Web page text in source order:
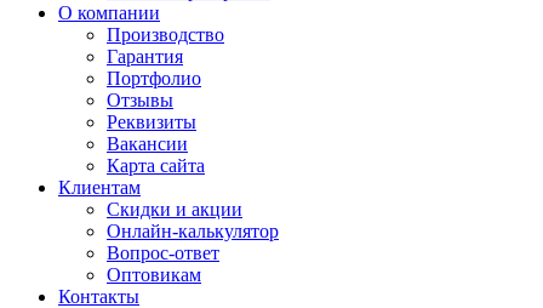
О компании
Производство
Гарантия
Портфолио
Отзывы
Реквизиты
Вакансии
Карта сайта
Клиентам
Скидки и акции
Онлайн-калькулятор
Вопрос-ответ
Оптовикам
Контакты